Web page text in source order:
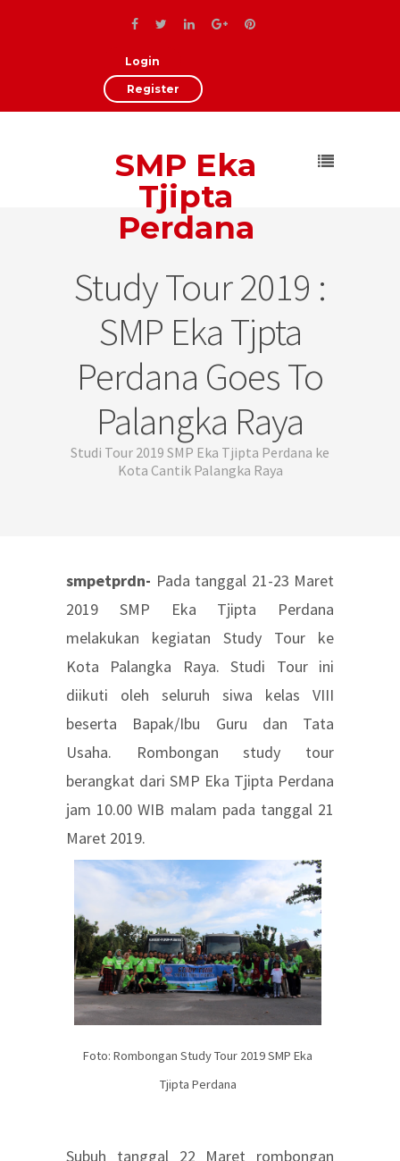
Login
Register
SMP Eka
Tjipta
Perdana
Study Tour 2019 :
SMP Eka Tjpta
Perdana Goes To
Palangka Raya
Studi Tour 2019 SMP Eka Tjipta Perdana ke
Kota Cantik Palangka Raya
smpetprdn- Pada tanggal 21-23 Maret
2019 SMP Eka Tjipta Perdana
melakukan kegiatan Study Tour ke
Kota Palangka Raya. Studi Tour ini
diikuti oleh seluruh siwa kelas VIII
beserta Bapak/Ibu Guru dan Tata
Usaha. Rombongan study tour
berangkat dari SMP Eka Tjipta Perdana
jam 10.00 WIB malam pada tanggal 21
Maret 2019.
Foto: Rombongan Study Tour 2019 SMP Eka
Tjipta Perdana
Subuh tanggal 22 Maret rombongan